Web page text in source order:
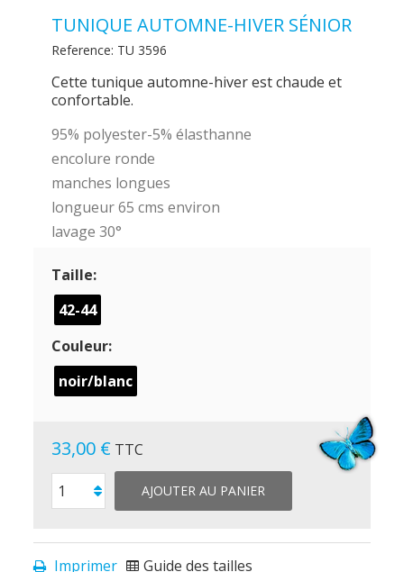
TUNIQUE AUTOMNE-HIVER SÉNIOR
Reference: TU 3596
Cette tunique automne-hiver est chaude et
confortable.
95% polyester-5% élasthanne
encolure ronde
manches longues
longueur 65 cms environ
lavage 30°
Taille:
42-44
Couleur:
noir/blanc
33,00 € TTC
AJOUTER AU PANIER
Imprimer Guide des tailles